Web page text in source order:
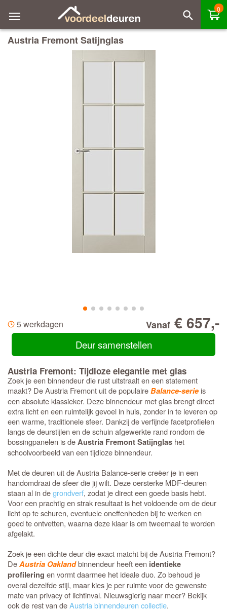
0
Austria Fremont Satijnglas
5 werkdagen Vanaf € 657,-
Deur samenstellen
Austria Fremont: Tijdloze elegantie met glas
Zoek je een binnendeur die rust uitstraalt en een statement
maakt? De Austria Fremont uit de populaireBalance-serie is
een absolute klassieker. Deze binnendeur met glas brengt direct
extra licht en een ruimtelijk gevoel in huis, zonder in te leveren op
een warme, traditionele sfeer. Dankzij de verfijnde facetprofielen
langs de deurstijlen en de schuin afgewerkte rand rondom de
bossingpanelen is deAustria Fremont Satijnglas het
schoolvoorbeeld van een tijdloze binnendeur.
Met de deuren uit de Austria Balance-serie creëer je in een
handomdraai de sfeer die jij wilt. Deze oersterke MDF-deuren
staan al in degrondverf, zodat je direct een goede basis hebt.
Voor een prachtig en strak resultaat is het voldoende om de deur
licht op te schuren, eventuele oneffenheden bij te werken en
goed te ontvetten, waarna deze klaar is om tweemaal te worden
afgelakt.
Zoek je een dichte deur die exact matcht bij de Austria Fremont?
DeAustria Oaklandbinnendeur heeft een identieke
profilering en vormt daarmee het ideale duo. Zo behoud je
overal dezelfde stijl, maar kies je per ruimte voor de gewenste
mate van privacy of lichtinval. Nieuwsgierig naar meer? Bekijk
ook de rest van deAustria binnendeuren collectie.